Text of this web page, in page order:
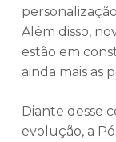
Além disso,
estão em
ainda mais as
Diante desse
evolução, a